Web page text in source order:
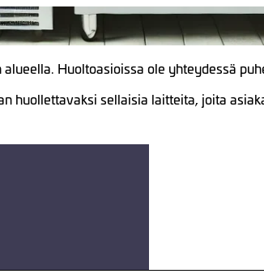
Huoltoasioissa ole yhteydessä
huollettavaksi sellaisia laitteita, joita